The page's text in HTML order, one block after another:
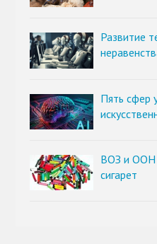
Развитие
Пять сфер
ВОЗ и ООН
сигарет